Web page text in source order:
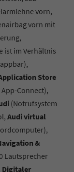
vorn,
vorn mit
ist im Verhältnis
Store
Connect),
(Notrufsystem
Audi virtual
&
Lautsprecher
Digitaler